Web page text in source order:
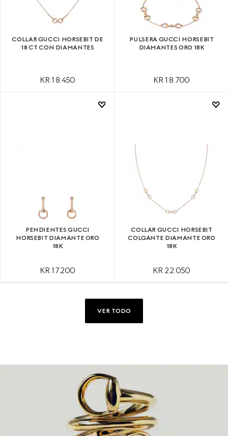
COLLAR GUCCI HORSEBIT DE
18 CT CON DIAMANTES
KR 18.450
PULSERA GUCCI HORSEBIT
DIAMANTES ORO 18K
KR 18.700
PENDIENTES GUCCI
HORSEBIT DIAMANTE ORO
18K
KR 17.200
COLLAR GUCCI HORSEBIT
COLGANTE DIAMANTE ORO
18K
KR 22.050
VER TODO